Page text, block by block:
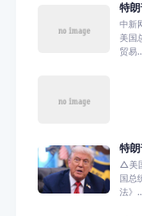
特
中新
美国
贸易
特
△美
国总
法》